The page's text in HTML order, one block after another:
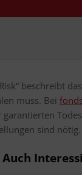
beschreibt
muss. Bei
sind nötig.